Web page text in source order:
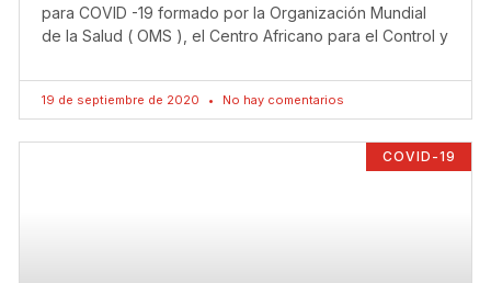
para COVID -19 formado por la Organización Mundial
de la Salud ( OMS ), el Centro Africano para el Control y
19 de septiembre de 2020 No hay comentarios
COVID-19